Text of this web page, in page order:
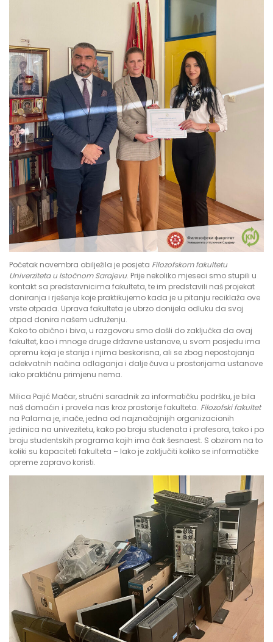
Početak novembra obilježila je posjeta Filozofskom fakultetu
Univerziteta u Istočnom Sarajevu. Prije nekoliko mjeseci smo stupili u
kontakt sa predstavnicima fakulteta, te im predstavili naš projekat
doniranja i rješenje koje praktikujemo kada je u pitanju reciklaža ove
vrste otpada. Uprava fakulteta je ubrzo donijela odluku da svoj
otpad donira našem udruženju.
Kako to obično i biva, u razgovoru smo došli do zaključka da ovaj
fakultet, kao i mnoge druge državne ustanove, u svom posjedu ima
opremu koja je starija i njima beskorisna, ali se zbog nepostojanja
adekvatnih načina odlaganja i dalje čuva u prostorijama ustanove
iako praktičnu primjenu nema.
Milica Pajić Mačar, stručni saradnik za informatičku podršku, je bila
naš domaćin i provela nas kroz prostorije fakulteta. Filozofski fakultet
na Palama je, inače, jedna od najznačajnijih organizacionih
jedinica na univezitetu, kako po broju studenata i profesora, tako i po
broju studentskih programa kojih ima čak šesnaest. S obzirom na to
koliki su kapaciteti fakulteta – lako je zaključiti koliko se informatičke
opreme zapravo koristi.